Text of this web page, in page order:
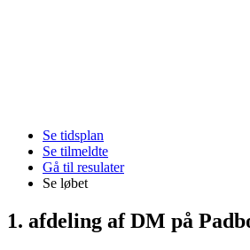
Se tidsplan
Se tilmeldte
Gå til resulater
Se løbet
1. afdeling af DM på